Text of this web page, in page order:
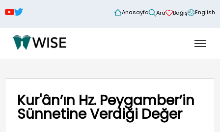
Anasayfa Ara Bağış English
Kur'ân’ın Hz. Peygamber’in
Sünnetine Verdiği Değer